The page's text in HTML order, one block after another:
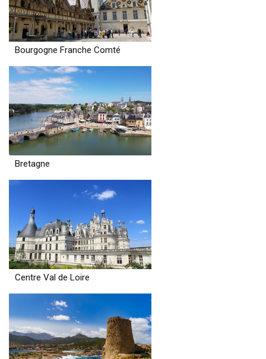
Bourgogne Franche Comté
Bretagne
Centre Val de Loire